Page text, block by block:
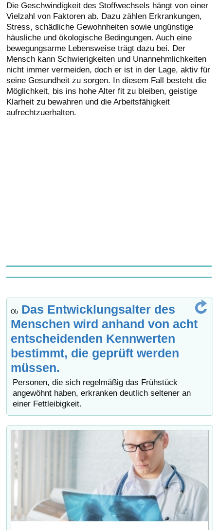
Die Geschwindigkeit des Stoffwechsels hängt von einer
Vielzahl von Faktoren ab. Dazu zählen Erkrankungen,
Stress, schädliche Gewohnheiten sowie ungünstige
häusliche und ökologische Bedingungen. Auch eine
bewegungsarme Lebensweise trägt dazu bei. Der
Mensch kann Schwierigkeiten und Unannehmlichkeiten
nicht immer vermeiden, doch er ist in der Lage, aktiv für
seine Gesundheit zu sorgen. In diesem Fall besteht die
Möglichkeit, bis ins hohe Alter fit zu bleiben, geistige
Klarheit zu bewahren und die Arbeitsfähigkeit
aufrechtzuerhalten.
Ob Das Entwicklungsalter des
Menschen wird anhand von acht
entscheidenden Kennwerten
bestimmt, die geprüft werden
müssen.
Personen, die sich regelmäßig das Frühstück
angewöhnt haben, erkranken deutlich seltener an
einer Fettleibigkeit.